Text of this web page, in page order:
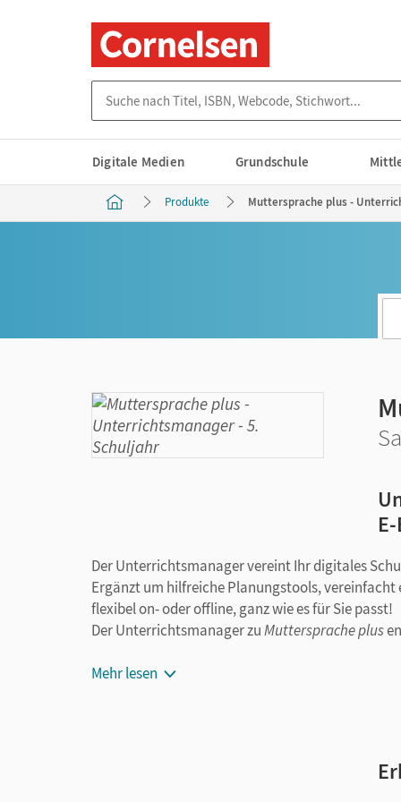
Digitale Medien Grundschule
Produkte Muttersprache plus -
Der Unterrichtsmanager vereint Ihr digitales
Ergänzt um hilfreiche Planungstools,
flexibel on- oder offline, ganz wie es für Sie passt!
Der Unterrichtsmanager zuMuttersprache plus
E-Book
Übungen zum
Mehr lesen